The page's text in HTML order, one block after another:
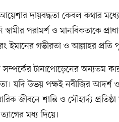
দায়বদ্ধতা কেবল কথার
স্বামীর পরামর্শ ও মানবিকতাকে
ইমানের গভীরতা ও আল্লাহর প্রতি
সম্পর্কের টানাপোড়েনের
যদি উভয় পক্ষই নবীজির
জীবনে শান্তি ও সৌহার্দ্য
মধ্য দিয়ে।